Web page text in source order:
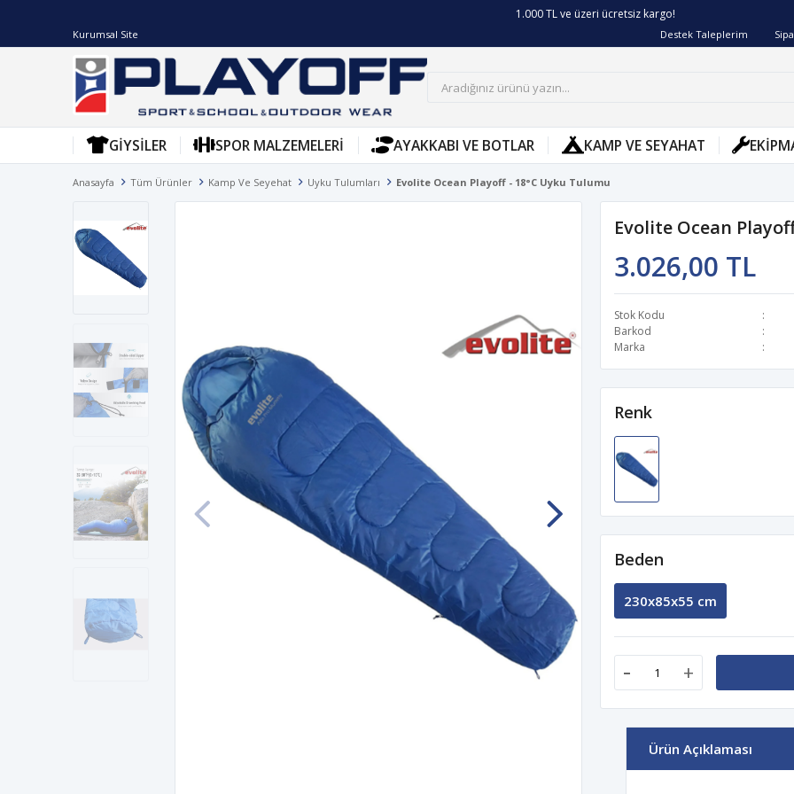
Siparişin 2-8 iş günü arasında kargoya verilecektir.
1.000 TL ve üzeri ücretsiz kargo!
Kurumsal Site Destek Taleplerim
GIYSILER SPOR MALZEMELERI AYAKKABI VE BOTLAR KAMP VE SEYAHAT
Anasayfa Tüm Ürünler Kamp Ve Seyehat Uyku Tulumları Evolite Ocean Playoff - 18°C Uyku Tulumu
Evolite Ocean
3.026,00 TL
Stok Kodu
Barkod
Marka
Renk
Beden
230x85x55 cm
- +
Ürün Açıklaması